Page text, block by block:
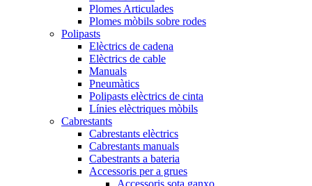
Plomes Articulades
Plomes mòbils sobre rodes
Polipasts
Elèctrics de cadena
Elèctrics de cable
Manuals
Pneumàtics
Polipasts elèctrics de cinta
Línies elèctriques mòbils
Cabrestants
Cabrestants elèctrics
Cabrestants manuals
Cabestrants a bateria
Accessoris per a grues